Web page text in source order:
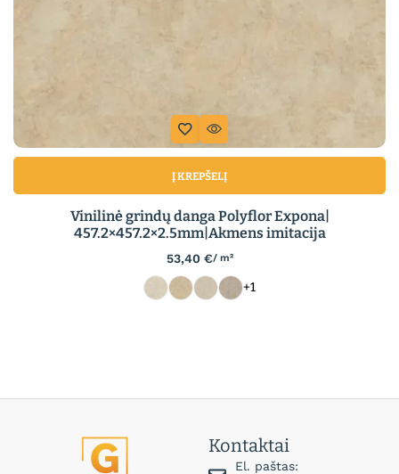
Į KREPŠELĮ
Vinilinė grindų danga Polyflor Expona|
457.2×457.2×2.5mm|Akmens imitacija
53,40 €/ m²
+1
Kontaktai
El. paštas: